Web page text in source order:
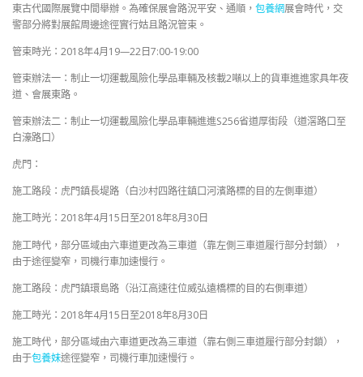
東古代國際展覽中間舉辦。為確保展會路況平安、通順， 包養網展會時代，交
警部分將對展館周邊途徑實行姑且路況管束。
管束時光：2018年4月19—22日7:00-19:00
管束辦法一：制止一切運載風險化學品車輛及核載2噸以上的貨車進進家具年夜
道、會展東路。
管束辦法二：制止一切運載風險化學品車輛進進S256省道厚街段（道滘路口至
白濠路口）
虎門：
施工路段：虎門鎮長堤路（白沙村四路往鎮口河濱路標的目的左側車道）
施工時光：2018年4月15日至2018年8月30日
施工時代，部分區域由六車道更改為三車道（靠左側三車道履行部分封鎖），
由于途徑變窄，司機行車加速慢行。
施工路段：虎門鎮環島路（沿江高速往位威弘遠橋標的目的右側車道）
施工時光：2018年4月15日至2018年8月30日
施工時代，部分區域由六車道更改為三車道（靠右側三車道履行部分封鎖），
由于包養妹途徑變窄，司機行車加速慢行。